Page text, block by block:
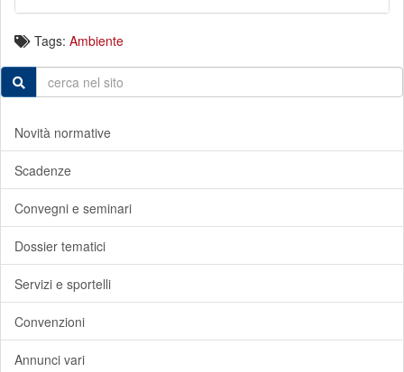
Tags: Ambiente
Novità normative
Scadenze
Convegni e seminari
Dossier tematici
Servizi e sportelli
Convenzioni
Annunci vari